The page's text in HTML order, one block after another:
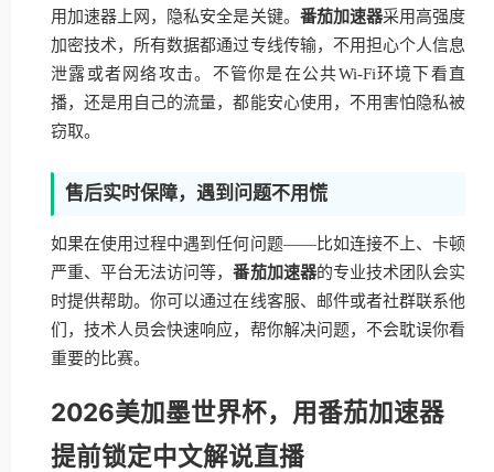
用加速器上网，隐私安全是关键。 番茄加速器采用高强度
加密技术，所有数据都通过专线传输，不用担心个人信息
泄露或者网络攻击。不管你是在公共Wi-Fi环境下看直
播，还是用自己的流量，都能安心使用，不用害怕隐私被
窃取。
售后实时保障，遇到问题不用慌
如果在使用过程中遇到任何问题——比如连接不上、卡顿
严重、平台无法访问等，番茄加速器的专业技术团队会实
时提供帮助。你可以通过在线客服、邮件或者社群联系他
们，技术人员会快速响应，帮你解决问题，不会耽误你看
重要的比赛。
2026美加墨世界杯，用番茄加速器
提前锁定中文解说直播